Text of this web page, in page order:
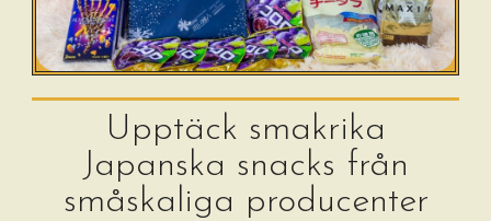
Upptäck smakrika
Japanska snacks från
småskaliga producenter